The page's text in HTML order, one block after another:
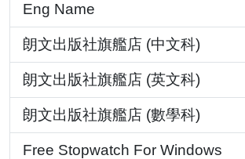
Eng Name
朗文出版社旗艦店 (中文科)
朗文出版社旗艦店 (英文科)
朗文出版社旗艦店 (數學科)
Free Stopwatch For Windows